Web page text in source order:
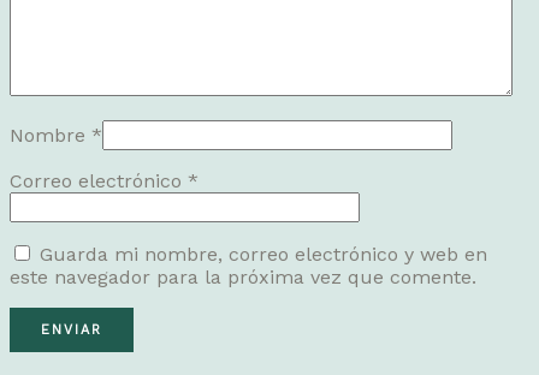
Nombre *
Correo electrónico *
Guarda mi nombre, correo electrónico y web en
este navegador para la próxima vez que comente.